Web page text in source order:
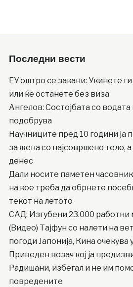
Последни вести
ЕУ оштро се закани: Укинете
или ќе останете без виза
Ангелов: Состојбата со
подобрува
Научниците пред 10 години ја
за жена со најсовршено тело, а
денес
Дали носите паметен
на кое треба да обрнете
текот на летото
САД: Изгубени 23.000 работни
(Видео) Тајфун со налети на
погоди Јапонија, Кина очекува
Приведен возач кој ја
Радишани, избегал и не им
повредените